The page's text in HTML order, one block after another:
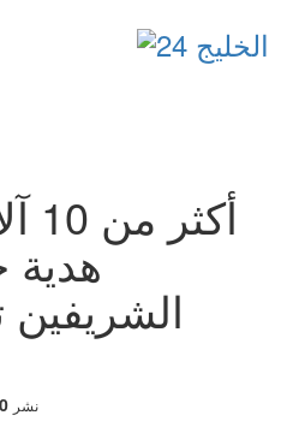
هدية
الشريفين
0 نشر